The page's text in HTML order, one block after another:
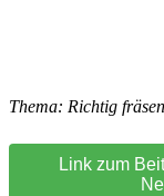
Thema: Richtig
Link zum